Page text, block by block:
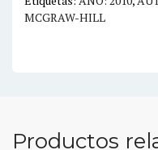
MCGRAW-HILL
Productos